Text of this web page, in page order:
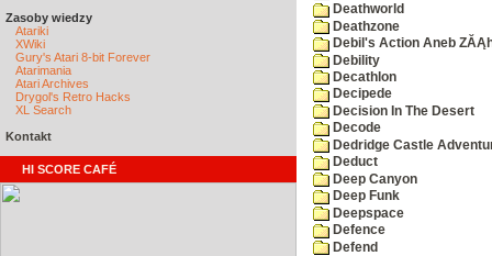
Zasoby wiedzy
Atariki
XWiki
Gury's Atari 8-bit Forever
Atarimania
Atari Archives
Drygol's Retro Hacks
XL Search
Kontakt
HI SCORE CAFÉ
Deathworld
Deathzone
Debil's Action Aneb
Debility
Decathlon
Decipede
Decision In The Desert
Decode
Dedridge Castle
Deduct
Deep Canyon
Deep Funk
Deepspace
Defence
Defend